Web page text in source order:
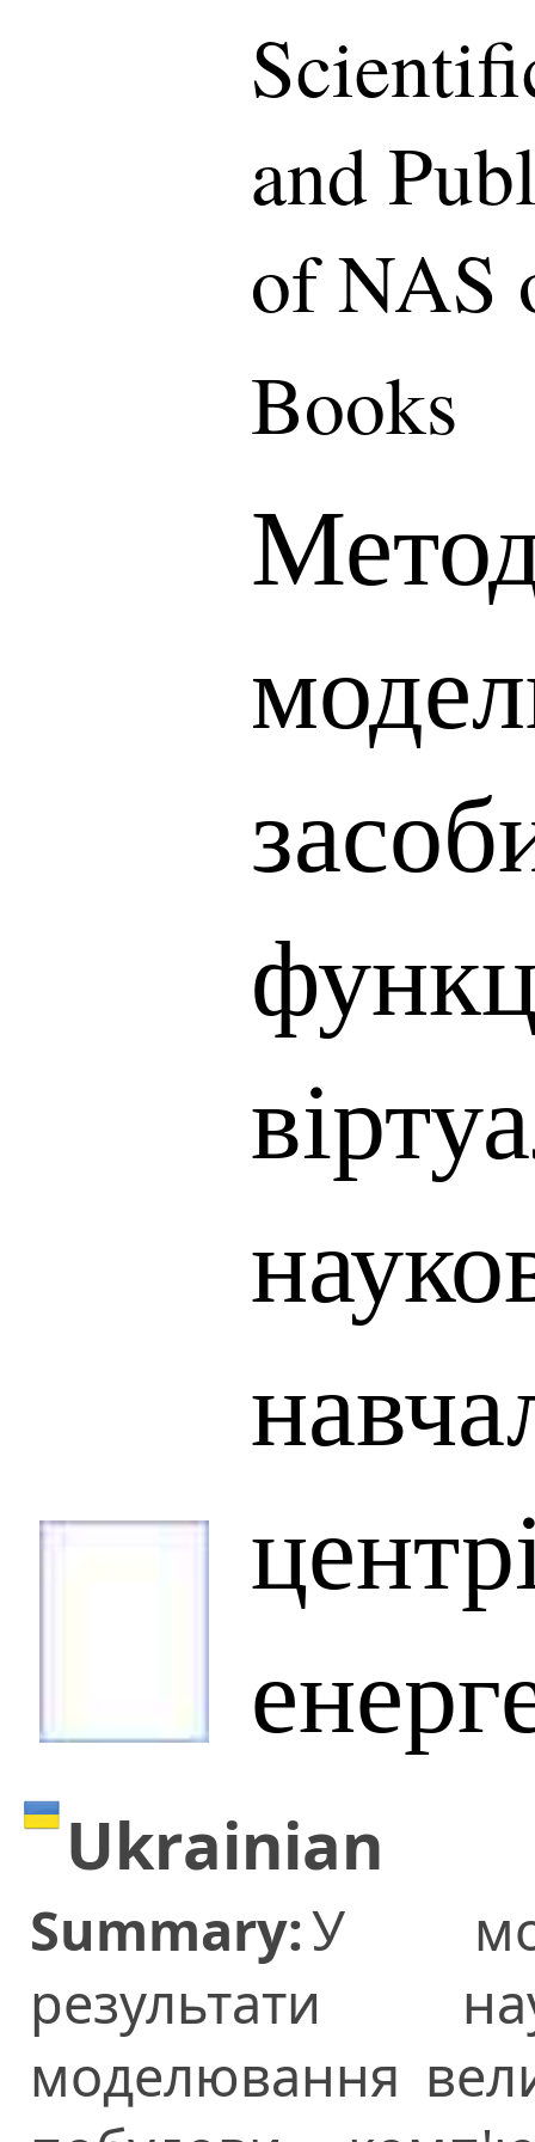
and
of NAS
Books
Ukrainian
Summary:У
результати
моделювання